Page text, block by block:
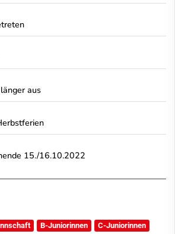
aus
15./16.10.2022
B-Juniorinnen
C-Juniorinnen